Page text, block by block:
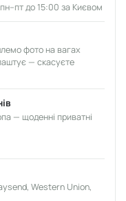
до 15:00 за Києвом
фото на вагах
— скасуєте
— щоденні приватні
Western Union,